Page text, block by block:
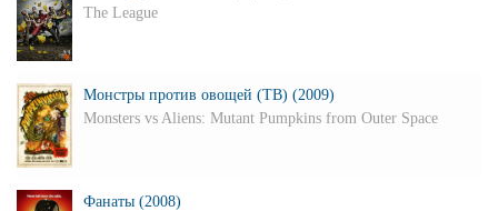
The League
Монстры против овощей (ТВ) (2009)
Monsters vs Aliens: Mutant Pumpkins from Outer Space
Фанаты (2008)